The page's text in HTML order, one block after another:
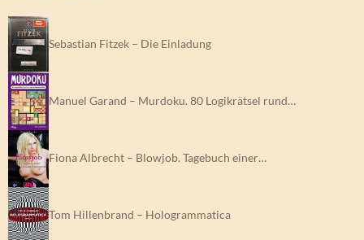
Sebastian Fitzek – Die Einladung
Manuel Garand – Murdoku. 80 Logikrätsel rund…
Fiona Albrecht – Blowjob. Tagebuch einer…
Tom Hillenbrand – Hologrammatica